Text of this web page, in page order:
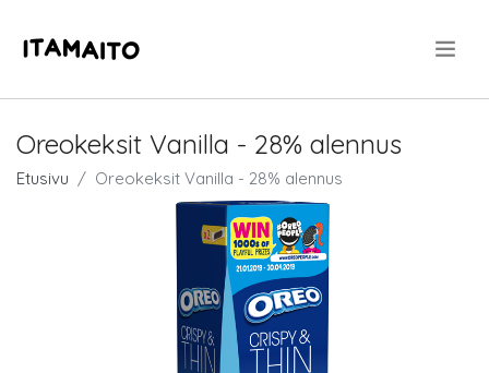
Oreokeksit Vanilla - 28% alennus
Etusivu Oreokeksit Vanilla - 28% alennus